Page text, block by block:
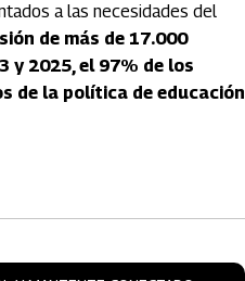
a las necesidades del
de más de 17.000
y 2025, el 97% de los
de la política de educación